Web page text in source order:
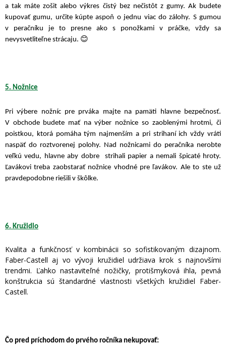
a tak máte zošit alebo výkres čistý bez nečistôt z gumy. Ak budete
kupovať gumu, určite kúpte aspoň o jednu viac do zálohy. S gumou
v peračníku je to presne ako s ponožkami v práčke, vždy sa
nevysvetliteľne strácaju. 😊
5. Nožnice
Pri výbere nožníc pre prváka majte na pamäti hlavne bezpečnosť.
V obchode budete mať na výber nožnice so zaoblenými hrotmi, či
poistkou, ktorá pomáha tým najmenším a pri strihaní ich vždy vráti
naspäť do roztvorenej polohy. Nad nožnicami do peračníka nerobte
veľkú vedu, hlavne aby dobre strihali papier a nemali špicaté hroty.
Ľavákovi treba zaobstarať nožnice vhodné pre ľavákov. Ale to ste už
pravdepodobne riešili v škôlke.
6. Kružidlo
Kvalita a funkčnosť v kombinácii so sofistikovaným dizajnom.
Faber-Castell aj vo vývoji kružidiel udržiava krok s najnovšími
trendmi. Ľahko nastaviteľné nožičky, protišmyková ihla, pevná
konštrukcia sú štandardné vlastnosti všetkých kružidiel Faber-
Castell.
Čo pred príchodom do prvého ročníka nekupovať: